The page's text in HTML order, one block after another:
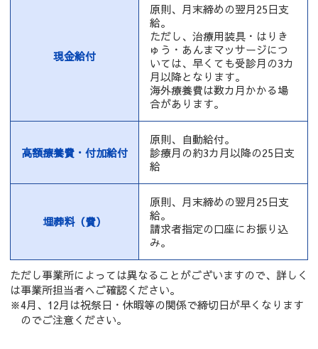
現金給付
原則、月末締めの翌月25日支
給。
ただし、治療用装具・はりき
ゅう・あんまマッサージにつ
いては、早くても受診月の3カ
月以降となります。
海外療養費は数カ月かかる場
合があります。
高額療養費・付加給付
原則、自動給付。
診療月の約3カ月以降の25日支
給
埋葬料（費）
原則、月末締めの翌月25日支
給。
請求者指定の口座にお振り込
み。
ただし事業所によっては異なることがございますので、詳しく
は事業所担当者へご確認ください。
※4月、12月は祝祭日・休暇等の関係で締切日が早くなります
のでご注意ください。